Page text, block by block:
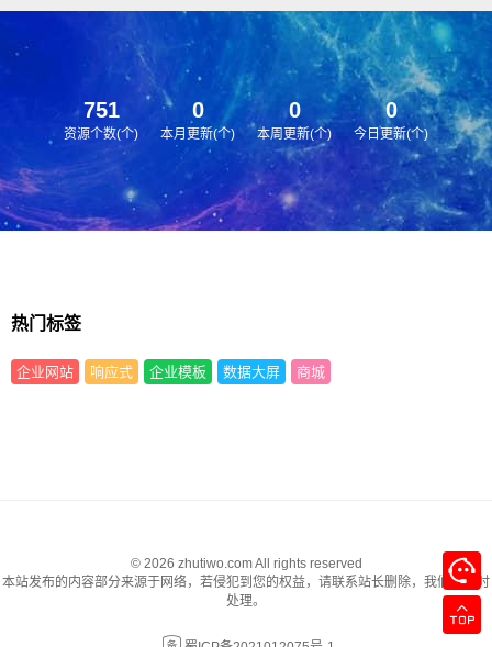
哦。模板整体以素雅为主色调，
751
资源个数(个)
0
本月更新(个)
0
本周更新(个)
0
今日更新(个)
热门标签
企业网站 响应式 企业模板 数据大屏 商城
© 2026 zhutiwo.com All rights reserved
本站发布的内容部分来源于网络，若侵犯到您的权益，请联系站长删除，我们将及时
处理。